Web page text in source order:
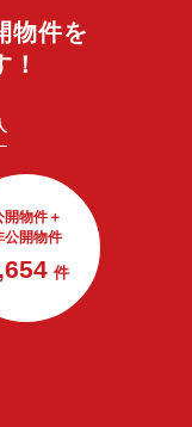
物件を
開物件＋
公開物件
件